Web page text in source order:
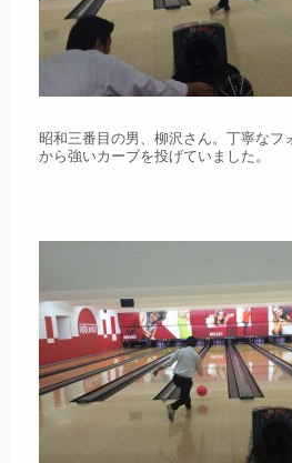
昭和三番目の男、柳沢さん。丁寧なフ
から強いカーブを投げていました。